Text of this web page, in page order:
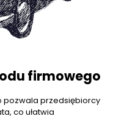
firmowego
przedsiębiorcy
co ułatwia